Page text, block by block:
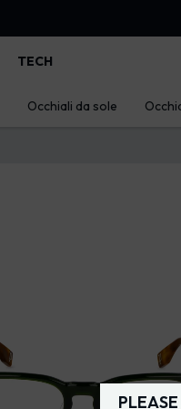
TECH
Occhiali da sole